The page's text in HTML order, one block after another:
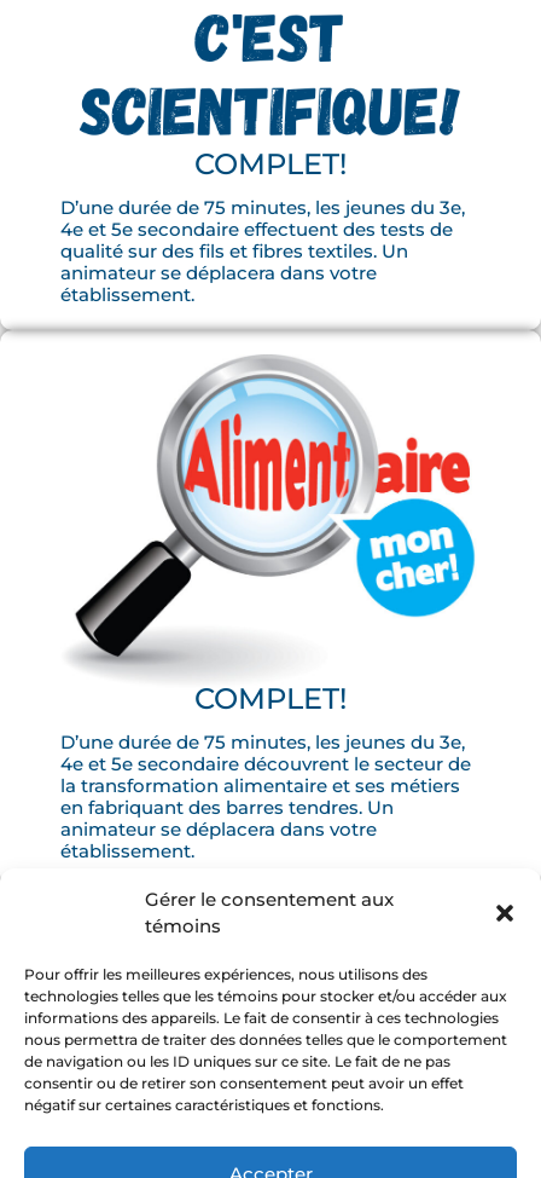
Gérer le consentement aux
témoins
Pour offrir les meilleures expériences, nous utilisons des
technologies telles que les témoins pour stocker et/ou accéder aux
informations des appareils. Le fait de consentir à ces technologies
nous permettra de traiter des données telles que le comportement
de navigation ou les ID uniques sur ce site. Le fait de ne pas
consentir ou de retirer son consentement peut avoir un effet
négatif sur certaines caractéristiques et fonctions.
Accepter
COMPLET!
D’une durée de 75 minutes, les jeunes du 3e,
4e et 5e secondaire effectuent des tests de
qualité sur des fils et fibres textiles. Un
animateur se déplacera dans votre
établissement.
COMPLET!
D’une durée de 75 minutes, les jeunes du 3e,
4e et 5e secondaire découvrent le secteur de
la transformation alimentaire et ses métiers
en fabriquant des barres tendres. Un
animateur se déplacera dans votre
établissement.
Suivez-nous :